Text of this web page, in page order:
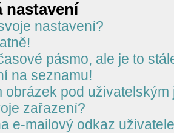
nastavení
nastavení?
pásmo, ale je to
na seznamu!
obrázek pod uživatelským
zařazení?
e-mailový odkaz